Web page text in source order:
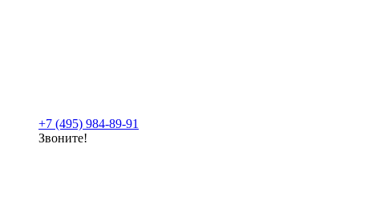
+7 (495) 984-89-91
Звоните!